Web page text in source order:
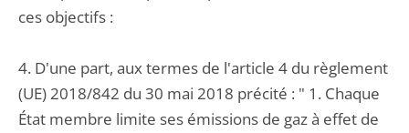
ces objectifs :
4. D'une part, aux termes de l'article 4 du règlement
(UE) 2018/842 du 30 mai 2018 précité : " 1. Chaque
État membre limite ses émissions de gaz à effet de